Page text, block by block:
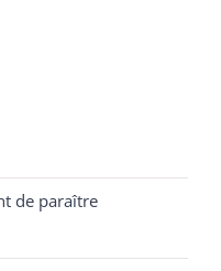
de paraître